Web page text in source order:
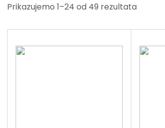
Prikazujemo 1–24 od 49 rezultata